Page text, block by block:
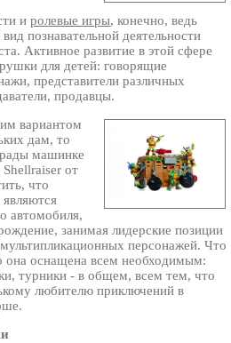
иролевые игры, конечно, ведь
познавательной деятельности
Активное развитие в этой сфере
для детей: говорящие
представители различных
продавцы.
вариантом
дам, то
машинке
от
что
автомобиля,
занимая лидерские позиции
персонажей. Что
она оснащена всем необходимым:
турники - в общем, всем тем, что
любителю приключений в